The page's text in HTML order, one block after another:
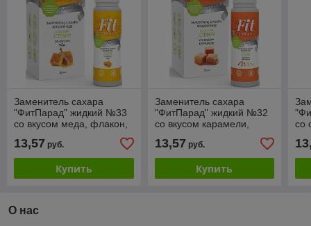
Заменитель сахара
"ФитПарад" жидкий №33
со вкусом меда, флакон,
13,57 руб.
Купить
Заменитель сахара
"ФитПарад" жидкий №32
со вкусом карамели,
13,57 руб.
Купить
со
О нас